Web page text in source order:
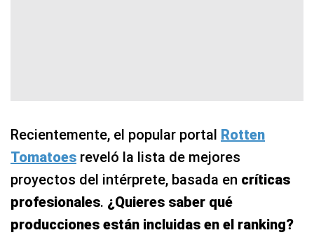
Recientemente, el popular portal Rotten
Tomatoes reveló la lista de mejores
proyectos del intérprete, basada en críticas
profesionales. ¿Quieres saber qué
producciones están incluidas en el ranking?